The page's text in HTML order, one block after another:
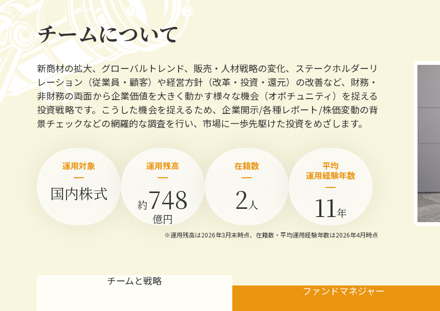
チームについて
新商材の拡大、グローバルトレンド、販売・人材戦略の変化、ステークホルダーリ
レーション（従業員・顧客）や経営方針（改革・投資・還元）の改善など、財務・
非財務の両面から企業価値を大きく動かす様々な機会（オポチュニティ）を捉える
投資戦略です。こうした機会を捉えるため、企業開示/各種レポート/株価変動の背
景チェックなどの網羅的な調査を行い、市場に一歩先駆けた投資をめざします。
運用対象
国内株式
運用残高
約748
億円
在籍数
2人
平均
運用経験年数
11年
※運用残高は2026年3月末時点、在籍数・平均運用経験年数は2026年4月時点
チームと戦略
ファンドマネジャー